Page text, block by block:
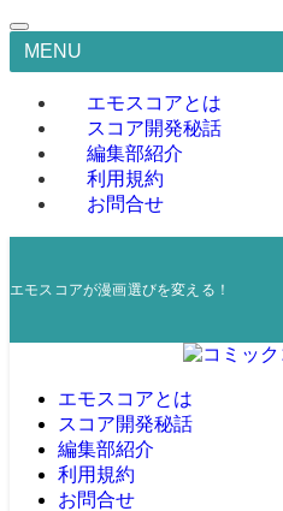
MENU
エモスコアとは
スコア開発秘話
編集部紹介
利用規約
お問合せ
エモスコアが漫画選びを変える！
エモスコアとは
スコア開発秘話
編集部紹介
利用規約
お問合せ